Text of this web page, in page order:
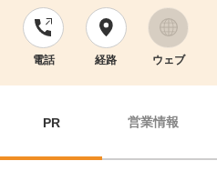
電話 経路 ウェブ
PR 営業情報